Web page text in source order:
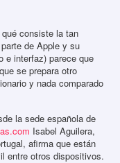
consiste la tan
de Apple y su
e interfaz) parece que
se prepara otro
y nada comparado
la sede española de
Isabel Aguilera,
afirma que están
entre otros dispositivos.